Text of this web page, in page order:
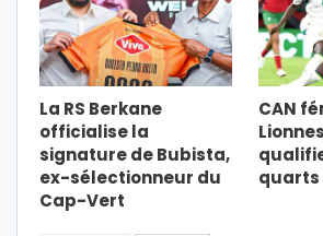
La RS Berkane
officialise la
signature de Bubista,
ex-sélectionneur du
Cap-Vert
CAN
quarts